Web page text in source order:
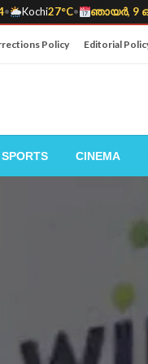
• Kochi27°C• ഞായർ, 9
Policy Editorial
SPORTS CINEMA